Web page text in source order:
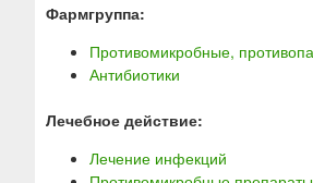
Фармгруппа:
Противомикробные,
Антибиотики
Лечебное действие:
Лечение инфекций